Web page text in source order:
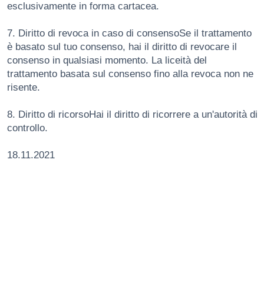
esclusivamente in forma cartacea.
7. Diritto di revoca in caso di consensoSe il trattamento
è basato sul tuo consenso, hai il diritto di revocare il
consenso in qualsiasi momento. La liceità del
trattamento basata sul consenso fino alla revoca non ne
risente.
8. Diritto di ricorsoHai il diritto di ricorrere a un'autorità di
controllo.
18.11.2021